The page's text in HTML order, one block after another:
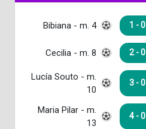
Bibiana - m. 4 1 - 0
Cecilia - m. 8 2 - 0
Lucía Souto - m.
10
3 - 0
Maria Pilar - m.
13
4 - 0